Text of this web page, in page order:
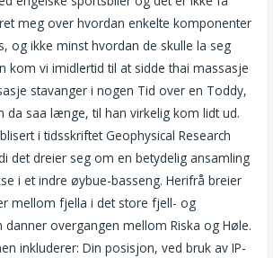
meg over hvordan enkelte komponenter
og ikke minst hvordan de skulle la seg
kom vi imidlertid til at sidde thai massasje
stavanger i nogen Tid over en Toddy,
da saa længe, til han virkelig kom lidt ud.
i tidsskriftet Geophysical Research
det dreier seg om en betydelig ansamling
i et indre øybue-basseng. Herifrå breier
mellom fjella i det store fjell- og
overgangen mellom Riska og Høle.
inkluderer: Din posisjon, ved bruk av IP-